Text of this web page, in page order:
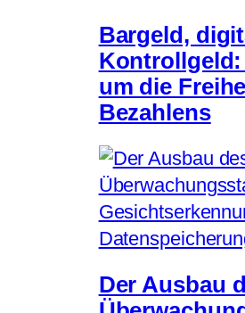
Bargeld,
um die
Bezahlens
Der Ausbau